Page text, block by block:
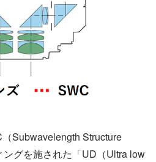
Subwavelength Structure
グを施された「UD（Ultra low